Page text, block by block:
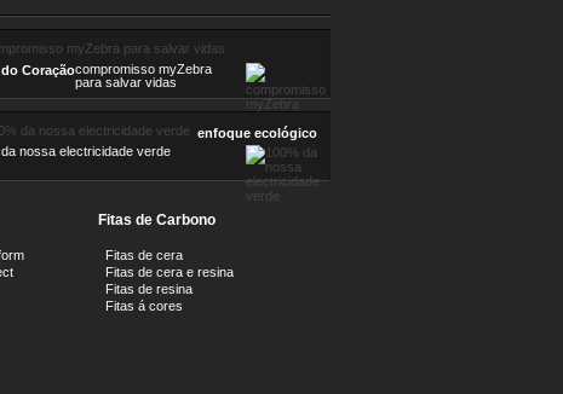
Coraçãocompromisso myZebra
para salvar vidas
enfoque ecológico
nossa electricidade verde
Fitas de Carbono
Fitas de cera
Fitas de cera e resina
Fitas de resina
Fitas á cores